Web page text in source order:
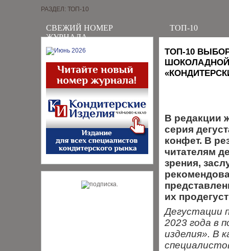
СВЕЖИЙ НОМЕР
ЖУРНАЛА
РАЗДЕЛ: ТОП-10
ТОП-10
ТОП-10
В редакции
серия
конфет. В
читателям
зрения,
их
Дегустации
2023 года в
изделия». В